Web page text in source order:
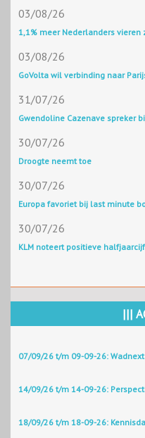
03/08/26
1,1% meer Nederlanders vieren
03/08/26
GoVolta wil verbinding naar
31/07/26
Gwendoline Cazenave spreker
30/07/26
Droogte neemt toe
30/07/26
Europa favoriet bij last minute
30/07/26
KLM noteert positieve
|||
07/09/26 t/m 09-09-26:
14/09/26 t/m 14-09-26:
18/09/26 t/m 18-09-26: